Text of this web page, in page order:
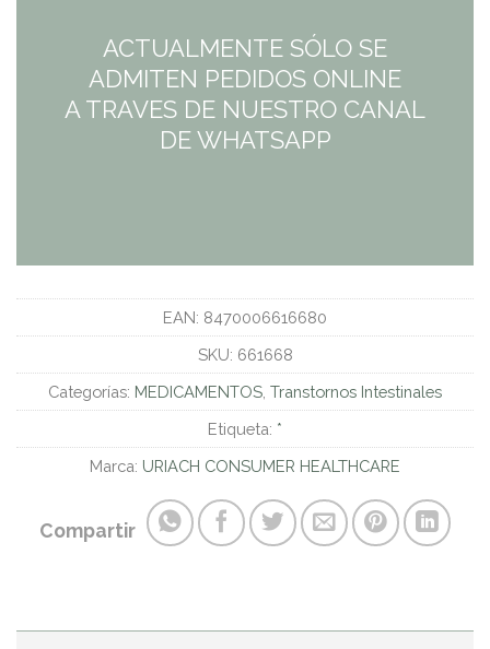
ACTUALMENTE SÓLO SE
ADMITEN PEDIDOS ONLINE
A TRAVES DE NUESTRO CANAL
DE WHATSAPP
EAN: 8470006616680
SKU: 661668
Categorías: MEDICAMENTOS Transtornos Intestinales
Etiqueta: *
Marca: URIACH CONSUMER HEALTHCARE
Compartir